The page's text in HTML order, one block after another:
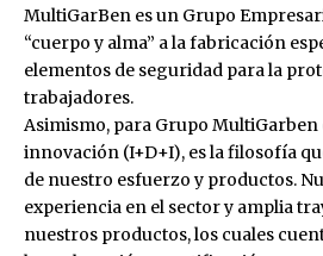
MultiGarBen es un Grupo
“cuerpo y alma” a la fabricación
elementos de seguridad para la
trabajadores.
Asimismo, para Grupo MultiGarben
innovación (I+D+I), es la filosofía
de nuestro esfuerzo y productos.
experiencia en el sector y amplia
nuestros productos, los cuales